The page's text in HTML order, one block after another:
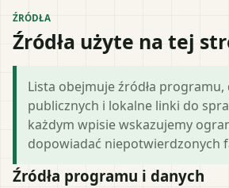
ŹRÓDŁA
Źródła użyte na tej
Lista obejmuje źródła programu,
publicznych i lokalne linki do
każdym wpisie wskazujemy
dopowiadać niepotwierdzonych
Źródła programu i danych